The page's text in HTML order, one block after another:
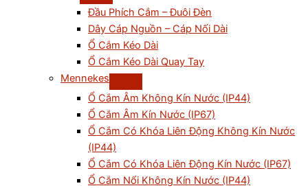
Đầu Phích Cắm – Đuôi Đèn
Dây Cáp Nguồn – Cáp Nối Dài
Ổ Cắm Kéo Dài
Ổ Cắm Kéo Dài Quay Tay
Mennekes
Ổ Cắm Âm Không Kín Nước (IP44)
Ổ Cắm Âm Kín Nước (IP67)
Ổ Cắm Có Khóa Liên Động Không Kín Nước
(IP44)
Ổ Cắm Có Khóa Liên Động Kín Nước (IP67)
Ổ Cắm Nổi Không Kín Nước (IP44)